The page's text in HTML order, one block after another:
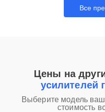
Все
Цены на
усилителей
Выберите модель
стоимость